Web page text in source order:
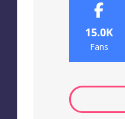
15.0K
Fans